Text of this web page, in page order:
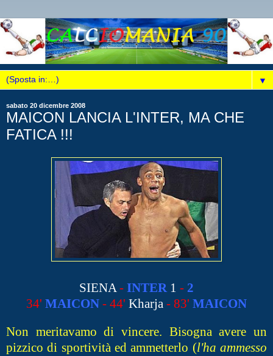
▼
sabato 20 dicembre 2008
MAICON LANCIA L'INTER, MA CHE
FATICA !!!
SIENA - INTER 1 - 2
34' MAICON - 44' Kharja - 83' MAICON
Non meritavamo di vincere. Bisogna avere un
pizzico di sportività ed ammetterlo (l'ha ammesso